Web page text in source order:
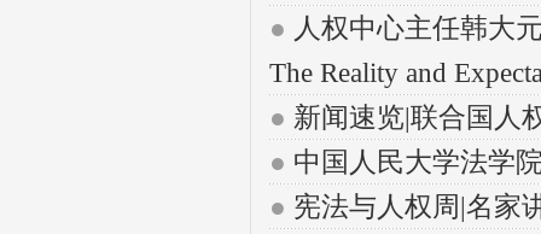
● 人权中心主任韩大
The Reality and
● 新闻速览|联合国人
● 中国人民大学法学
● 宪法与人权周|名家